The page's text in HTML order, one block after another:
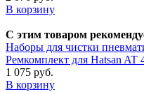
В корзину
С этим товаром
Наборы для чистки
Ремкомплект для Hatsan AT
1 075 руб.
В корзину